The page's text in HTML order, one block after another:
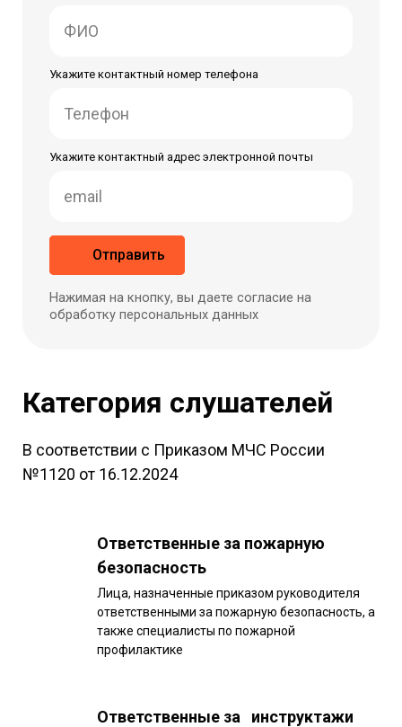
Укажите контактный номер телефона
Укажите контактный адрес электронной почты
Отправить
Нажимая на кнопку, вы даете согласие на
обработку персональных данных
Категория слушателей
В соответствии с Приказом МЧС России
№1120 от 16.12.2024
Ответственные за пожарную
безопасность
Лица, назначенные приказом руководителя
ответственными за пожарную безопасность, а
также специалисты по пожарной
профилактике
Ответственные за инструктажи